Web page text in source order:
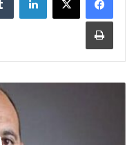
طباعة